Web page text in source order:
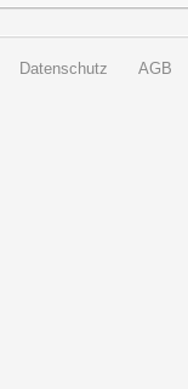
Datenschutz AGB